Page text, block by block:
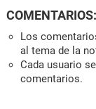
COMENTARIOS:
Los
al tema de la
Cada usuario
comentarios.